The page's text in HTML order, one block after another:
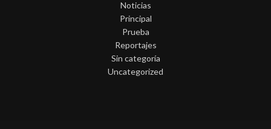
Noticias
Principal
Prueba
Reportajes
Sin categoría
Uncategorized